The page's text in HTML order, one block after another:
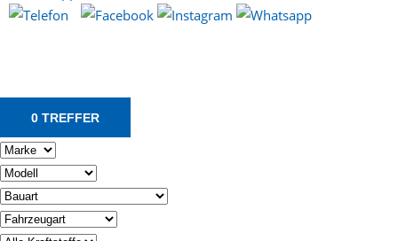
0 TREFFER